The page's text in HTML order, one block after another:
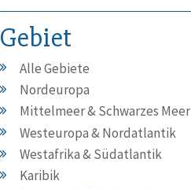
Gebiet
Alle Gebiete
Nordeuropa
Mittelmeer & Schwarzes Meer
Westeuropa & Nordatlantik
Westafrika & Südatlantik
Karibik